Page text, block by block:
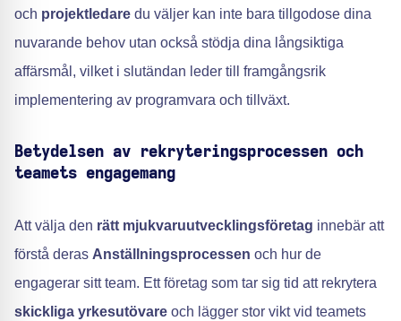
och projektledare du väljer kan inte bara tillgodose dina
nuvarande behov utan också stödja dina långsiktiga
affärsmål, vilket i slutändan leder till framgångsrik
implementering av programvara och tillväxt.
Betydelsen av rekryteringsprocessen och
teamets engagemang
Att välja den rätt mjukvaruutvecklingsföretag innebär att
förstå deras Anställningsprocessen och hur de
engagerar sitt team. Ett företag som tar sig tid att rekrytera
skickliga yrkesutövare och lägger stor vikt vid teamets